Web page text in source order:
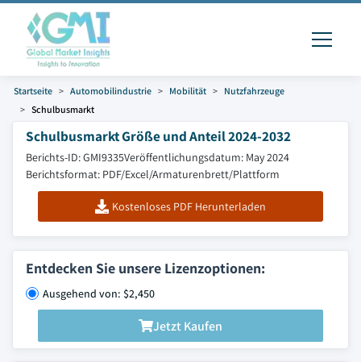
Startseite Automobilindustrie Mobilität
Nutzfahrzeuge
Schulbusmarkt
Schulbusmarkt Größe und Anteil 2024-2032
Berichts-ID: GMI9335Veröffentlichungsdatum: May 2024
Berichtsformat: PDF/Excel/Armaturenbrett/Plattform
Kostenloses PDF Herunterladen
Entdecken Sie unsere Lizenzoptionen:
Ausgehend von: $2,450
Jetzt Kaufen